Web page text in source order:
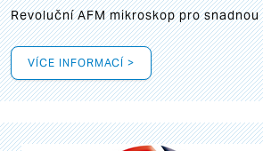
Revoluční AFM mikroskop pro
VÍCE INFORMACÍ >